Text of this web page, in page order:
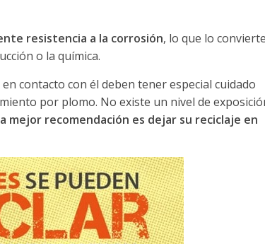
resistencia a la corrosión, lo que lo convierte
o la química.
contacto con él deben tener especial cuidado
por plomo. No existe un nivel de
mejor recomendación es dejar su reciclaje en